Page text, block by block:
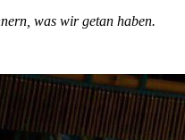
was wir getan haben.